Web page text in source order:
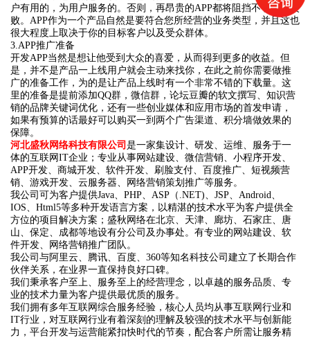
户有用的，为用户服务的。否则，再昂贵的APP都将阻挡不了您的失
败。APP作为一个产品自然是要符合您所经营的业务类型，并且这也
很大程度上取决于你的目标客户以及受众群体。
3.APP推广准备
开发APP当然是想让他受到大众的喜爱，从而得到更多的收益。但
是，并不是产品一上线用户就会主动来找你，在此之前你需要做推
广的准备工作，为的是让产品上线时有一个非常不错的下载量。这
里的准备是提前添加QQ群，微信群，论坛豆瓣的软文撰写、知识营
销的品牌关键词优化，还有一些创业媒体和应用市场的首发申请，
如果有预算的话最好可以购买一到两个广告渠道、积分墙做效果的
保障。
河北盛秋网络科技有限公司 是一家集设计、研发、运维、服务于一
体的互联网IT企业；专业从事网站建设、微信营销、小程序开发、
APP开发、商城开发、软件开发、刷脸支付、百度推广、短视频营
销、游戏开发、云服务器、网络营销策划推广等服务。
我公司可为客户提供Java、PHP、ASP（.NET)、JSP、Android、
IOS、Html5等多种开发语言方案，以精湛的技术水平为客户提供全
方位的项目解决方案；盛秋网络在北京、天津、廊坊、石家庄、唐
山、保定、成都等地设有分公司及办事处。有专业的网站建设、软
件开发、网络营销推广团队。
我公司与阿里云、腾讯、百度、360等知名科技公司建立了长期合作
伙伴关系，在业界一直保持良好口碑。
我们秉承客户至上、服务至上的经营理念，以卓越的服务品质、专
业的技术力量为客户提供最优质的服务。
我们拥有多年互联网综合服务经验，核心人员均从事互联网行业和
IT行业，对互联网行业有着深刻的理解及较强的技术水平与创新能
力，平台开发与运营能紧扣快时代的节奏，配合客户所需让服务精